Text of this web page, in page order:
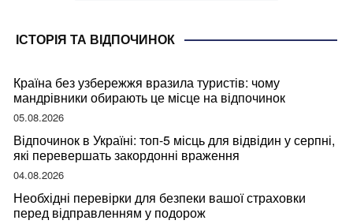
ІСТОРІЯ ТА ВІДПОЧИНОК
Країна без узбережжя вразила туристів: чому
мандрівники обирають це місце на відпочинок
05.08.2026
Відпочинок в Україні: топ-5 місць для відвідин у серпні,
які перевершать закордонні враження
04.08.2026
Необхідні перевірки для безпеки вашої страховки
перед відправленням у подорож